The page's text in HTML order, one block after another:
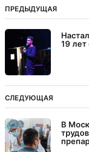
ПРЕДЫДУЩАЯ
19 лет
СЛЕДУЮЩАЯ
В